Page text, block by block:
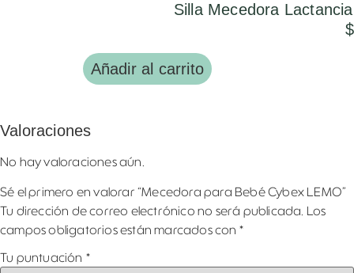
Silla Mecedora
$
Añadir al carrito
Valoraciones
No hay valoraciones aún.
Sé el primero en valorar “Mecedora para Bebé Cybex LEMO”
Tu dirección de correo electrónico no será publicada.
Los
campos obligatorios están marcados con *
Tu puntuación *